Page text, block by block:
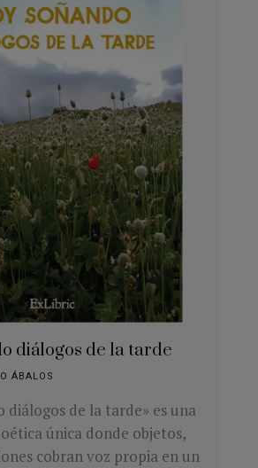
diálogos de la tarde
ÁBALOS
diálogos de la tarde» es una
única donde objetos,
cobran voz propia en un